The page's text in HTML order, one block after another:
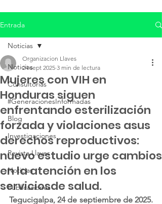
Entrada
Noticias
Consultorias
#GeneracionesInformadas
Blog
Investigaciones
Revista Llaves
Noticias
Publicaciones
Noticias
Mujeres con VIH en
Honduras siguen
enfrentando esterilización
forzada y violaciones asus
derechos reproductivos:
nuevo estudio urge cambios
en la atención en los
serviciosde salud.
Organizacion Llaves
24 sept 2025 3 min de lectura